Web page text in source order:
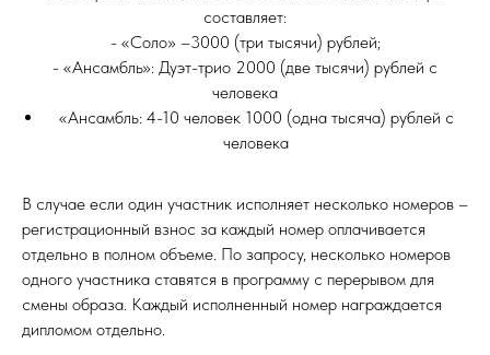
составляет:
- «Соло» –3000 (три тысячи) рублей;
- «Ансамбль»: Дуэт-трио 2000 (две тысячи) рублей с
человека
«Ансамбль: 4-10 человек 1000 (одна тысяча) рублей с
человека
В случае если один участник исполняет несколько номеров –
регистрационный взнос за каждый номер оплачивается
отдельно в полном объеме. По запросу, несколько номеров
одного участника ставятся в программу с перерывом для
смены образа. Каждый исполненный номер награждается
дипломом отдельно.